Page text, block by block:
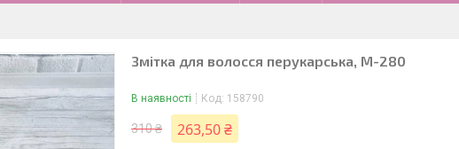
Змітка для волосся перукарська, M-280
В наявності Код: 158790
310 ₴ 263,50 ₴